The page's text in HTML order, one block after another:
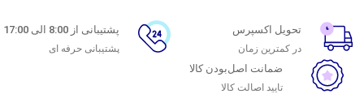
تحویل اکسپرس
در کمترین زمان
پشتیبانی از 8:00 الی 17:00
پشتیبانی حرفه ای
ضمانت اصل‌بودن کالا
تایید اصالت کالا